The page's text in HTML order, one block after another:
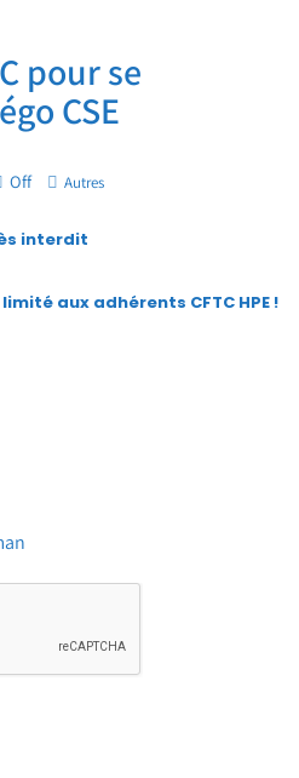
pour se
CSE
Off Autres
aux adhérents CFTC HPE!